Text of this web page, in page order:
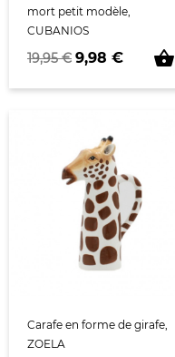
mort petit modèle,
CUBANIOS
Prix de base
19,95 € Prix
9,98 € shopping_basket
Carafe en forme de girafe,
ZOELA